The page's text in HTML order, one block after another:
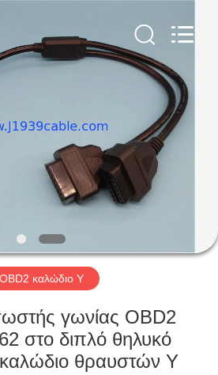
OBD2 καλώδιο Υ
γωνίας OBD2
στο διπλό θηλυκό
θραυστών Υ